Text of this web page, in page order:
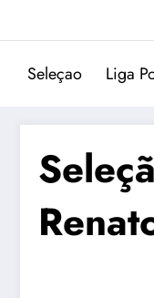
Seleçao Liga